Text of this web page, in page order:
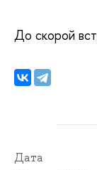
До скорой
Дата